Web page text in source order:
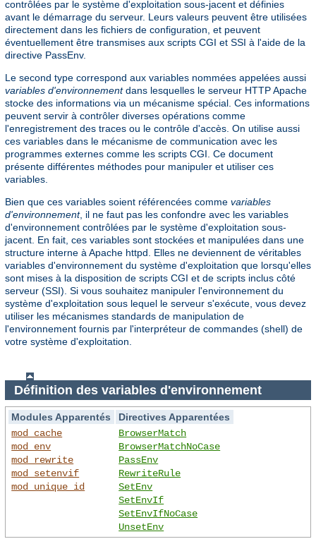
contrôlées par le système d'exploitation sous-jacent et définies
avant le démarrage du serveur. Leurs valeurs peuvent être utilisées
directement dans les fichiers de configuration, et peuvent
éventuellement être transmises aux scripts CGI et SSI à l'aide de la
directive PassEnv.
Le second type correspond aux variables nommées appelées aussi
variables d'environnementdans lesquelles le serveur HTTP Apache
stocke des informations via un mécanisme spécial. Ces informations
peuvent servir à contrôler diverses opérations comme
l'enregistrement des traces ou le contrôle d'accès. On utilise aussi
ces variables dans le mécanisme de communication avec les
programmes externes comme les scripts CGI. Ce document
présente différentes méthodes pour manipuler et utiliser ces
variables.
Bien que ces variables soient référencées comme variables
d'environnement, il ne faut pas les confondre avec les variables
d'environnement contrôlées par le système d'exploitation sous-
jacent. En fait, ces variables sont stockées et manipulées dans une
structure interne à Apache httpd. Elles ne deviennent de véritables
variables d'environnement du système d'exploitation que lorsqu'elles
sont mises à la disposition de scripts CGI et de scripts inclus côté
serveur (SSI). Si vous souhaitez manipuler l'environnement du
système d'exploitation sous lequel le serveur s'exécute, vous devez
utiliser les mécanismes standards de manipulation de
l'environnement fournis par l'interpréteur de commandes (shell) de
votre système d'exploitation.
Définition des variables d'environnement
Modules Apparentés
Directives Apparentées
mod_cache
mod_env
mod_rewrite
mod_setenvif
mod_unique_id
BrowserMatch
BrowserMatchNoCase
PassEnv
RewriteRule
SetEnv
SetEnvIf
SetEnvIfNoCase
UnsetEnv